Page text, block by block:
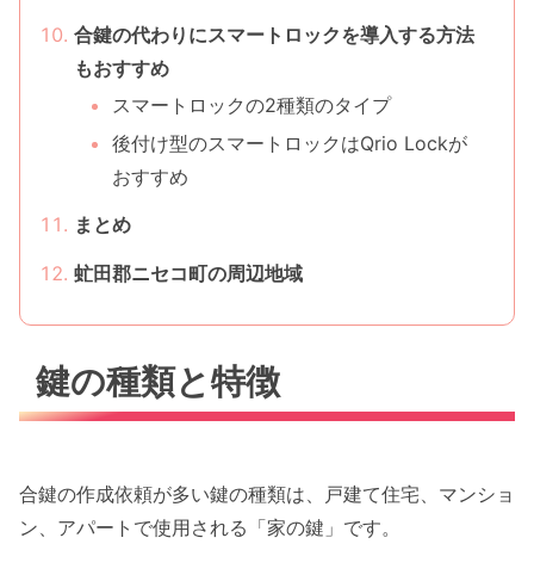
合鍵の代わりにスマートロックを導入する方法
もおすすめ
スマートロックの2種類のタイプ
後付け型のスマートロックはQrio Lockが
おすすめ
まとめ
虻田郡ニセコ町の周辺地域
鍵の種類と特徴
合鍵の作成依頼が多い鍵の種類は、戸建て住宅、マンショ
ン、アパートで使用される「家の鍵」です。